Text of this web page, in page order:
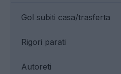
Gol subiti casa/trasferta
Rigori parati
Autoreti